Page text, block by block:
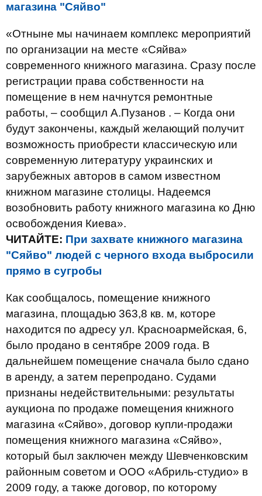
магазина "Сяйво"
«Отныне мы начинаем комплекс мероприятий
по организации на месте «Сяйва»
современного книжного магазина. Сразу после
регистрации права собственности на
помещение в нем начнутся ремонтные
работы, – сообщил А.Пузанов . – Когда они
будут закончены, каждый желающий получит
возможность приобрести классическую или
современную литературу украинских и
зарубежных авторов в самом известном
книжном магазине столицы. Надеемся
возобновить работу книжного магазина ко Дню
освобождения Киева».
ЧИТАЙТЕ: При захвате книжного магазина
"Сяйво" людей с черного входа выбросили
прямо в сугробы
Как сообщалось, помещение книжного
магазина, площадью 363,8 кв. м, которе
находится по адресу ул. Красноармейская, 6,
было продано в сентябре 2009 года. В
дальнейшем помещение сначала было сдано
в аренду, а затем перепродано. Судами
признаны недействительными: результаты
аукциона по продаже помещения книжного
магазина «Сяйво», договор купли-продажи
помещения книжного магазина «Сяйво»,
который был заключен между Шевченковским
районным советом и ООО «Абриль-студио» в
2009 году, а также договор, по которому